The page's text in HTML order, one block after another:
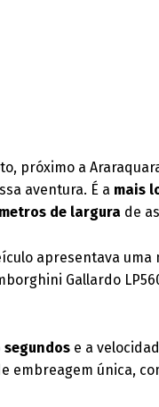
próximo a
aventura. É a mais
de largura de
apresentava uma
Gallardo
segundos e a
embreagem única,